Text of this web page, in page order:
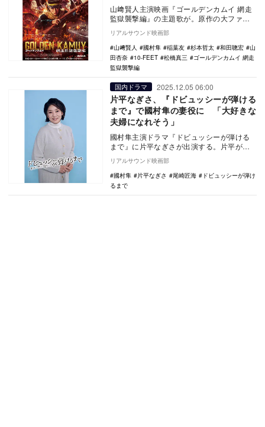
山﨑賢人主演映画『ゴールデンカムイ 網走
監獄襲撃編』の主題歌が。原作の大ファン
だという10-FEETの「壊れて消えるまで」
に決定…
リアルサウンド映画部
山﨑賢人
國村隼 稲葉友 杉本哲太 和田聰宏
山
田杏奈
10-FEET 松橋真三
ゴールデンカムイ 網走
監獄襲撃編
国内ドラマ 2025.12.05 06:00
片平なぎさ、『ドビュッシーが弾ける
まで』で國村隼の妻役に 「大好きな
夫婦になれそう」
國村隼主演ドラマ『ドビュッシーが弾ける
まで』に片平なぎさが出演する。片平が演
じるのは、生前ピアノ教室を開いていた小
百合役。あわせ…
リアルサウンド映画部
國村隼
片平なぎさ 尾崎匠海
ドビュッシーが弾け
るまで